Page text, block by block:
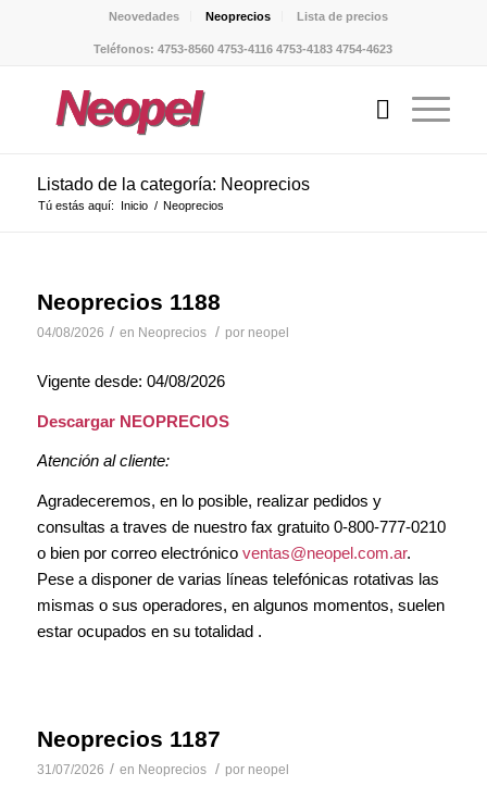
Neovedades Neoprecios Lista de precios
Teléfonos: 4753-8560 4753-4116 4753-4183 4754-4623
Listado de la categoría: Neoprecios
Tú estás aquí: Inicio / Neoprecios
Neoprecios 1188
04/08/2026 / en Neoprecios / por neopel
Vigente desde: 04/08/2026
Descargar NEOPRECIOS
Atención al cliente:
Agradeceremos, en lo posible, realizar pedidos y
consultas a traves de nuestro fax gratuito 0-800-777-0210
o bien por correo electrónico ventas@neopel.com.ar.
Pese a disponer de varias líneas telefónicas rotativas las
mismas o sus operadores, en algunos momentos, suelen
estar ocupados en su totalidad .
Neoprecios 1187
31/07/2026 / en Neoprecios / por neopel